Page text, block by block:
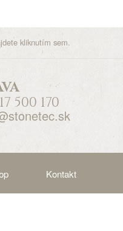
kliknutím sem.
500 170
Kontakt